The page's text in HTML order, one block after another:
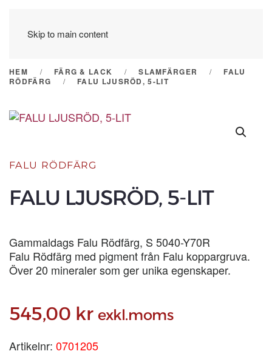
Skip to main content
HEM FÄRG & LACK SLAMFÄRGER
FALU
RÖDFÄRG
FALU LJUSRÖD, 5-LIT
FALU RÖDFÄRG
FALU LJUSRÖD, 5-LIT
Gammaldags Falu Rödfärg, S 5040-Y70R
Falu Rödfärg med pigment från Falu koppargruva.
Över 20 mineraler som ger unika egenskaper.
545,00 kr exkl.moms
Artikelnr: 0701205